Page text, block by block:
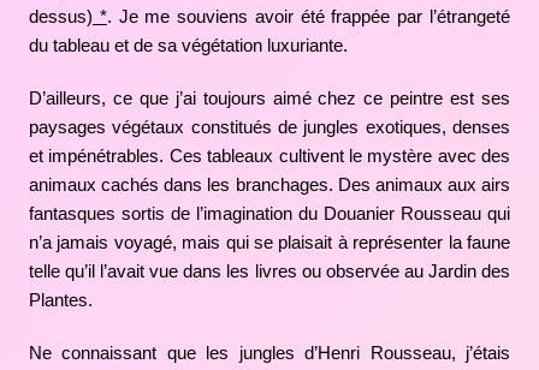
dessus) *. Je me souviens avoir été frappée par l’étrangeté
du tableau et de sa végétation luxuriante.
D’ailleurs, ce que j’ai toujours aimé chez ce peintre est ses
paysages végétaux constitués de jungles exotiques, denses
et impénétrables. Ces tableaux cultivent le mystère avec des
animaux cachés dans les branchages. Des animaux aux airs
fantasques sortis de l’imagination du Douanier Rousseau qui
n’a jamais voyagé, mais qui se plaisait à représenter la faune
telle qu’il l’avait vue dans les livres ou observée au Jardin des
Plantes.
Ne connaissant que les jungles d’Henri Rousseau, j’étais